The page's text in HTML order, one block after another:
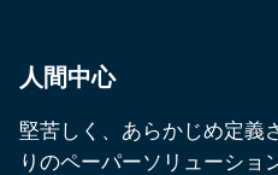
人間中心
堅苦しく、あらかじめ定義
りのペーパーソリューショ